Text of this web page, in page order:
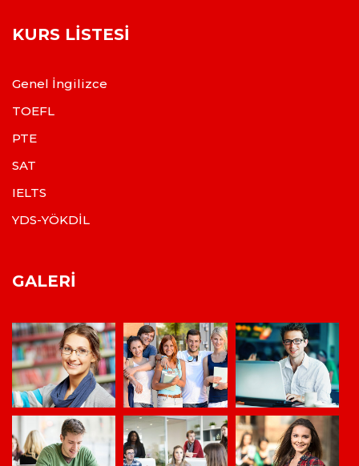
KURS LISTESI
Genel İngilizce
TOEFL
PTE
SAT
IELTS
YDS-YÖKDİL
GALERI